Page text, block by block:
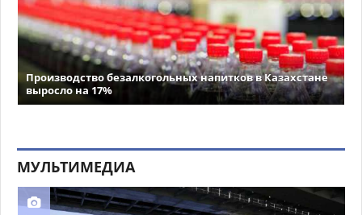
Производство безалкогольных напитков в Казахстане
выросло на 17%
МУЛЬТИМЕДИА